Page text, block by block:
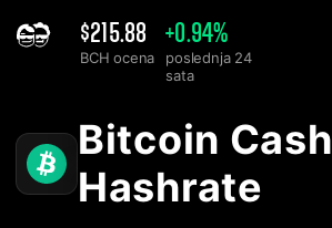
$215.88
BCH ocena
+0.94%
poslednja 24
sata
Bitcoin Cash
Hashrate